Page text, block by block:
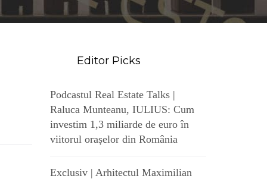
Editor Picks
Podcastul Real Estate Talks |
Raluca Munteanu, IULIUS: Cum
investim 1,3 miliarde de euro în
viitorul orașelor din România
Exclusiv | Arhitectul Maximilian